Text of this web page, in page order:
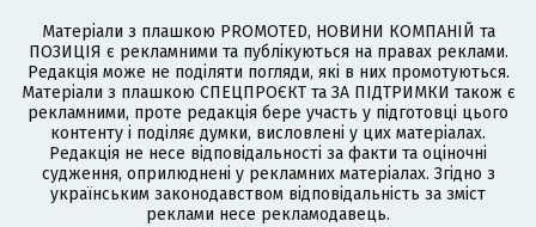
Матеріали з плашкою PROMOTED, НОВИНИ КОМПАНІЙ та
ПОЗИЦІЯ є рекламними та публікуються на правах реклами.
Редакція може не поділяти погляди, які в них промотуються.
Матеріали з плашкою СПЕЦПРОЄКТ та ЗА ПІДТРИМКИ також є
рекламними, проте редакція бере участь у підготовці цього
контенту і поділяє думки, висловлені у цих матеріалах.
Редакція не несе відповідальності за факти та оціночні
судження, оприлюднені у рекламних матеріалах. Згідно з
українським законодавством відповідальність за зміст
реклами несе рекламодавець.